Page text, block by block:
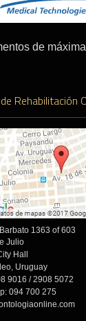
de
Rehabilitación
1363 of 603
Julio
Hall
Uruguay
9016 / 2908 5072
094 700 275